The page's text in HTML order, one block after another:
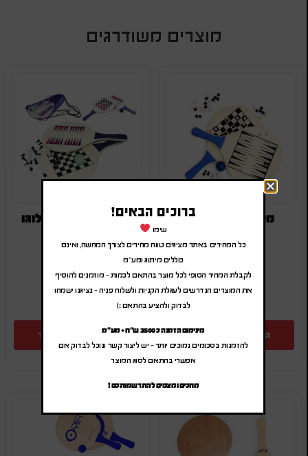
מוצרים משודרגים
מטקות ממותגות
₪
(לפני מע"מ)
הוספה להצעת מחיר
מטקות עם הדפס לוגו
(לפני מע"מ)
הוספה להצעת מחיר
ברוכים הבאים!
שימו
כל המחירים באתר מציגים טווח מחירים לצורך המחשה, ואינם
כוללים מיתוג ומע"מ
לקבלת המחיר הסופי לכל מוצר בהתאם לכמות – מוזמנים להוסיף
את המוצרים הנדרשים לעגלת הקניות ולשלוח פניה – נציגנו ישמחו
לבדוק ולהציע בהתאם :)
מינימום הזמנה כ 3500 ש"ח + מע"מ
להזמנות בסכומים נמוכים יותר – יש ליצור קשר ונוכל לבדוק אם
אפשרי בהתאם לסוג המוצר
מחכים ומצפים להתרשמותכם !